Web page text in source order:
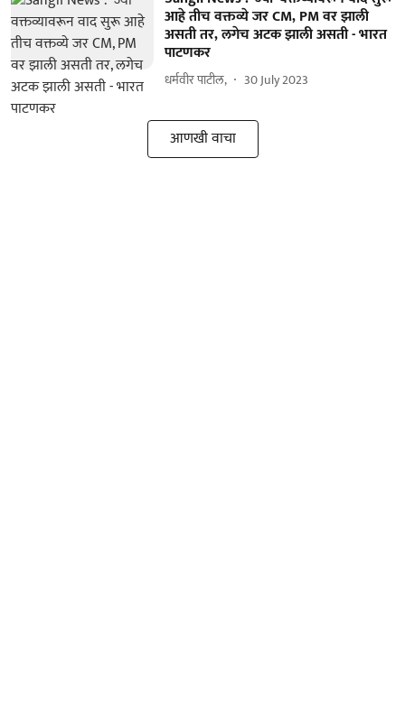
आहे तीच वक्तव्ये जर CM, PM वर झाली
असती तर, लगेच अटक झाली असती - भारत
पाटणकर
धर्मवीर पाटील, 30 July 2023
आणखी वाचा